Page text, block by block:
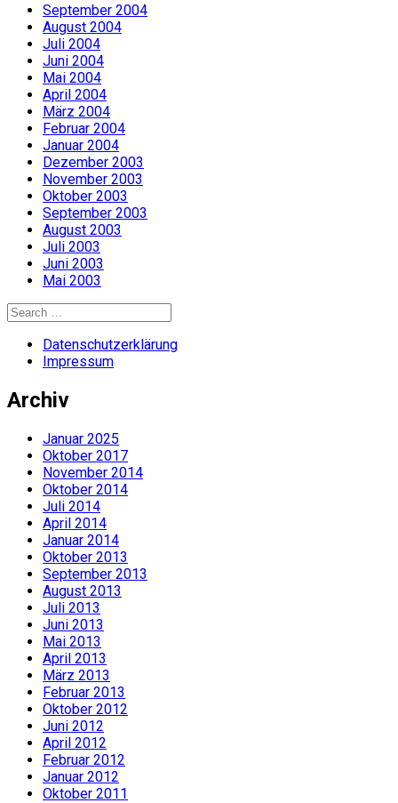
September 2004
August 2004
Juli 2004
Juni 2004
Mai 2004
April 2004
März 2004
Februar 2004
Januar 2004
Dezember 2003
November 2003
Oktober 2003
September 2003
August 2003
Juli 2003
Juni 2003
Mai 2003
Search
Datenschutzerklärung
Impressum
Archiv
Januar 2025
Oktober 2017
November 2014
Oktober 2014
Juli 2014
April 2014
Januar 2014
Oktober 2013
September 2013
August 2013
Juli 2013
Juni 2013
Mai 2013
April 2013
März 2013
Februar 2013
Oktober 2012
Juni 2012
April 2012
Februar 2012
Januar 2012
Oktober 2011